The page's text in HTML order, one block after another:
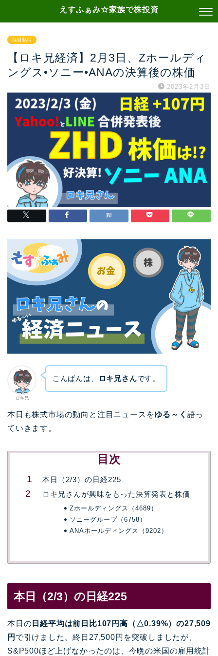
えすふぁみ☆家族で株投資
注目銘柄
【ロキ兄経済】2月3日、Zホールディ
ングス•ソニー•ANAの決算後の株価
2023年2月3日
ロキ兄
こんばんは、 ロキ兄さんです。
本日も株式市場の動向と注目ニュースをゆる～く 語っ
ていきます。
目次
本日（2/3）の日経225
ロキ兄さんが興味をもった決算発表と株価
Zホールディングス（4689）
ソニーグループ（6758）
ANAホールディングス（9202）
本日（2/3）の日経225
本日の 日経平均は前日比107円高（△0.39%）の27,509
円 で引けました。終日 27,500円を突破しましたが、
S&P500ほど上げなかったのは、今晩の米国の雇用統計